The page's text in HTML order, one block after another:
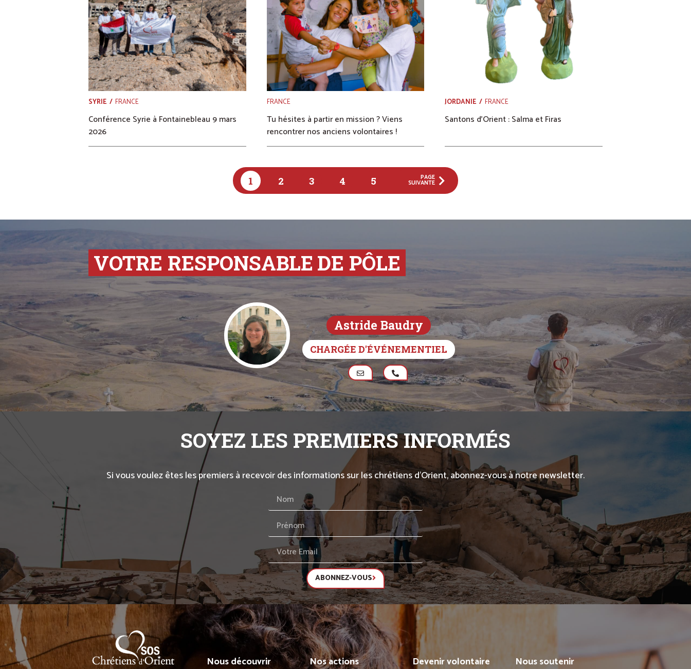
FRANCE
SYRIE
Conférence Syrie à Fontainebleau 9 mars
2026
FRANCE
Tu hésites à partir en mission ? Viens
rencontrer nos anciens volontaires !
FRANCE
JORDANIE
Santons d’Orient : Salma et Firas
1 2 3 4 5 PAGE
SUIVANTE
VOTRE RESPONSABLE DE PÔLE
Astride Baudry
CHARGÉE D'ÉVÉNEMENTIEL
SOYEZ LES PREMIERS INFORMÉS
Si vous voulez êtes les premiers à recevoir des informations sur les chrétiens d’Orient, abonnez-vous à notre newsletter.
ABONNEZ-VOUS
Nous découvrir Nos actions Devenir volontaire Nous soutenir